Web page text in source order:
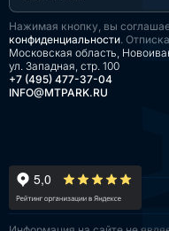
Нажимая кнопку, вы
конфиденциальности.
Московская область,
ул. Западная, стр. 100
+7 (495) 477-37-04
INFO@MTPARK.RU